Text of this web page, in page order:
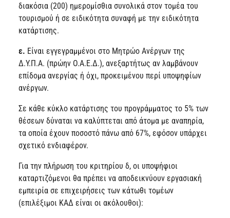
διακόσια (200) ημερομίσθια συνολικά στον τομέα του
τουρισμού ή σε ειδικότητα συναφή με την ειδικότητα
κατάρτισης.
ε. Είναι εγγεγραμμένοι στο Μητρώο Ανέργων της
Δ.Υ.Π.Α. (πρώην Ο.Α.Ε.Δ.), ανεξαρτήτως αν λαμβάνουν
επίδομα ανεργίας ή όχι, προκειμένου περί υποψηφίων
ανέργων.
Σε κάθε κύκλο κατάρτισης του προγράμματος το 5% των
θέσεων δύναται να καλύπτεται από άτομα με αναπηρία,
τα οποία έχουν ποσοστό πάνω από 67%, εφόσον υπάρχει
σχετικό ενδιαφέρον.
Για την πλήρωση του κριτηρίου δ, οι υποψήφιοι
καταρτιζόμενοι θα πρέπει να αποδεικνύουν εργασιακή
εμπειρία σε επιχειρήσεις των κάτωθι τομέων
(επιλέξιμοι ΚΑΔ είναι οι ακόλουθοι):